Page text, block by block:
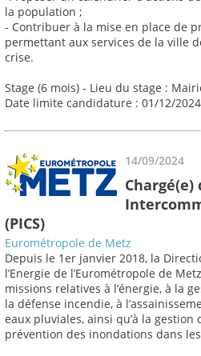
la population ;
- Contribuer à la mise en place de
permettant aux services de la ville
crise.
Stage (6 mois) - Lieu du stage :
Date limite candidature : 01/12/2024
14/09/2024
(PICS)
Eurométropole de Metz
Depuis le 1er janvier 2018, la
l’Energie de l’Eurométropole de
missions relatives à l’énergie, à la
la défense incendie, à
eaux pluviales, ainsi qu’à la
prévention des inondations dans